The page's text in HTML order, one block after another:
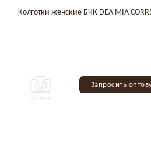
Колготки женские БЧК DEA MIA
Запросить